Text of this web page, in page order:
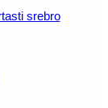
srebro